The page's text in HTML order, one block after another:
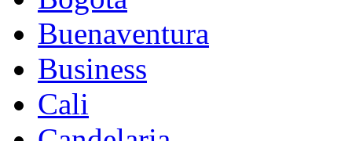
Buenaventura
Business
Cali